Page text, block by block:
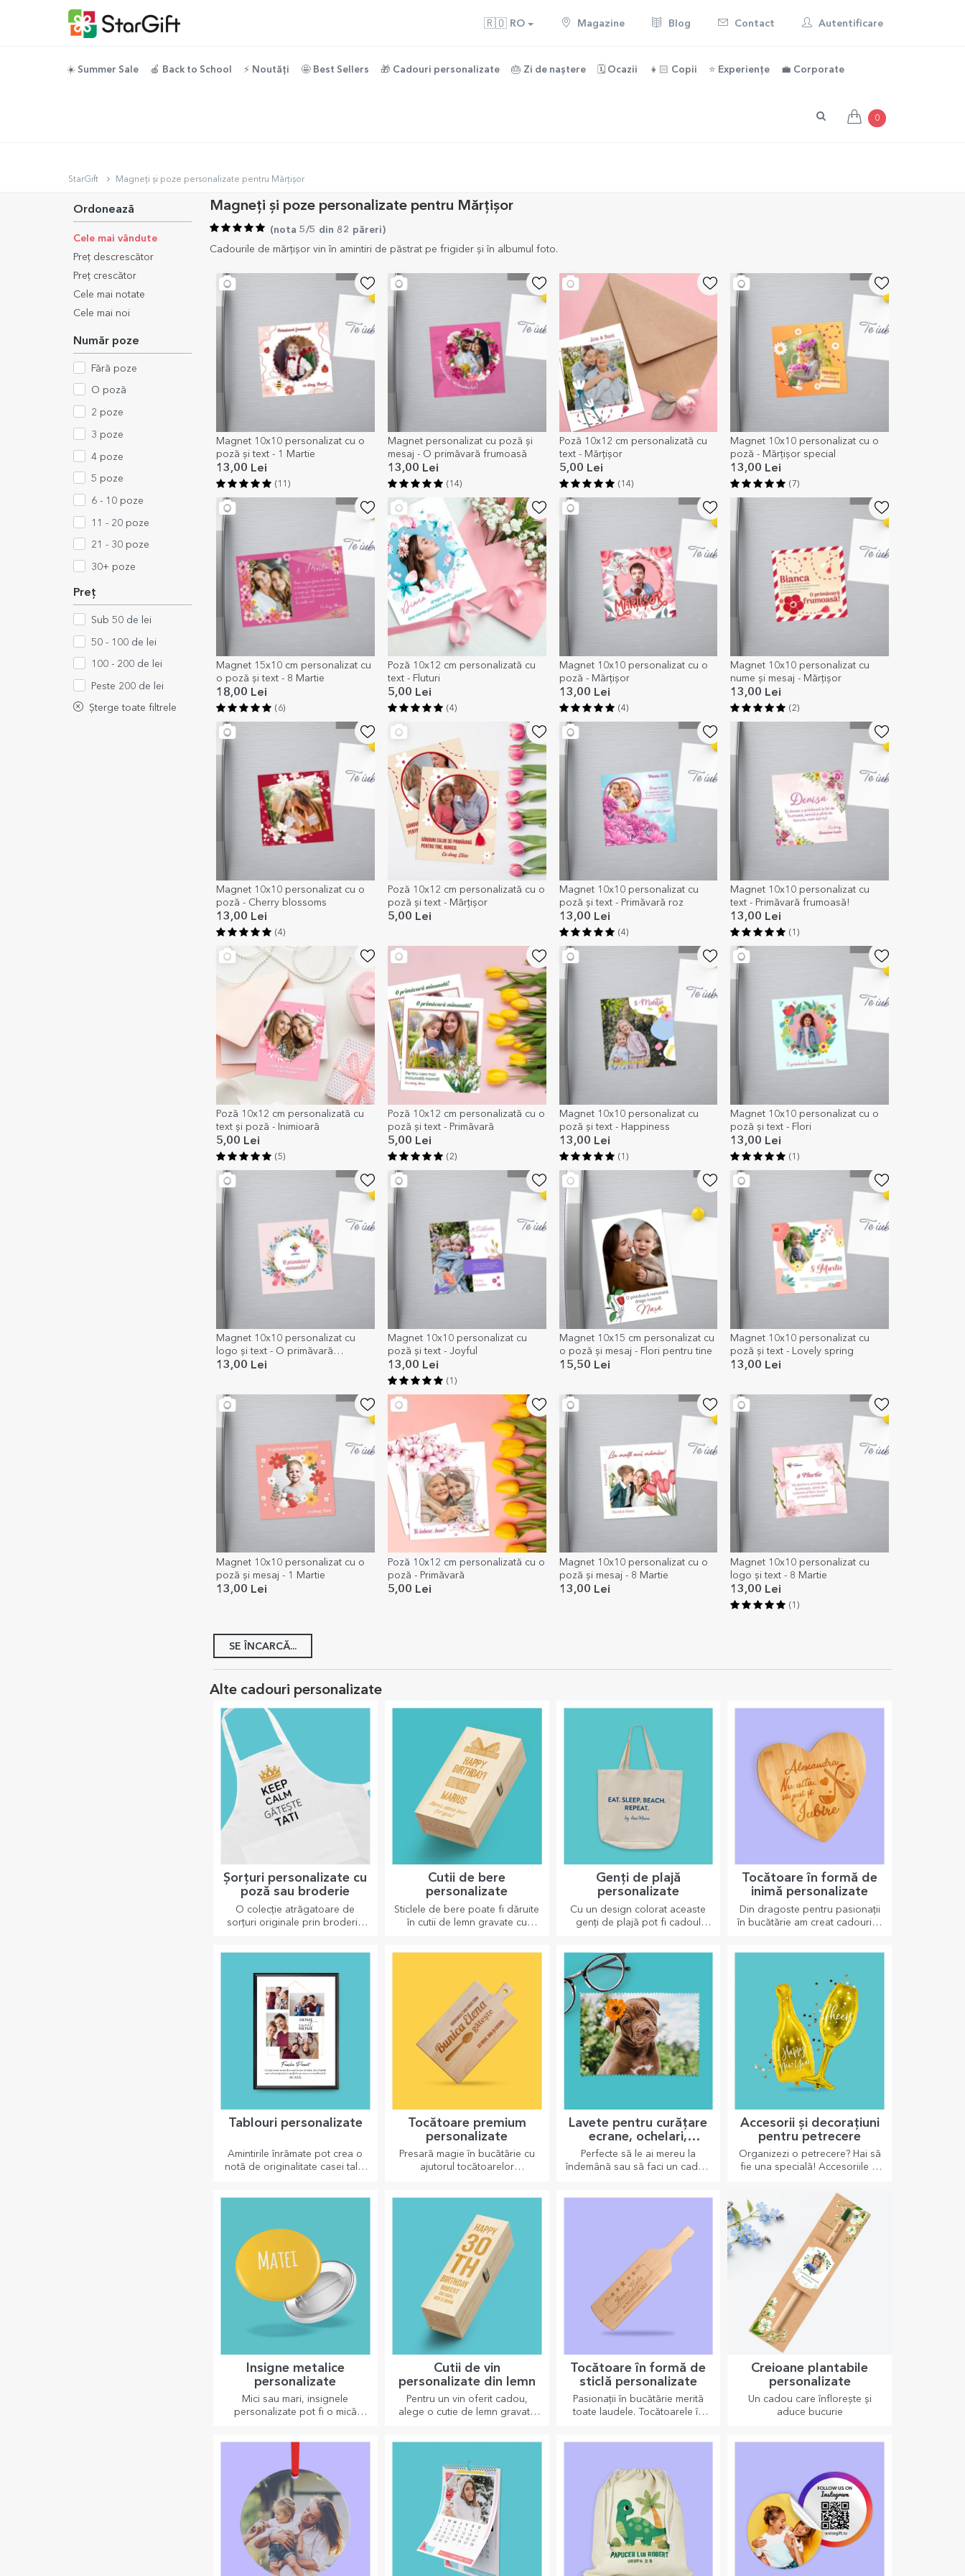
🇷🇴 RO Magazine Blog Contact Autentificare
☀️ Summer Sale 🍎 Back to School ⚡️ Noutăți 🤩 Best Sellers 🎁 Cadouri personalizate 🎂 Zi de naștere 🗓️ Ocazii 👧🏻 Copii ⭐️ Experiențe 💼 Corporate
0
StarGift Magneți și poze personalizate pentru Mărțișor
Ordonează
Cele mai vândute
Preț descrescător
Preț crescător
Cele mai notate
Cele mai noi
Număr poze
Fără poze
O poză
2 poze
3 poze
4 poze
5 poze
6 - 10 poze
11 - 20 poze
21 - 30 poze
30+ poze
Preț
Sub 50 de lei
50 - 100 de lei
100 - 200 de lei
Peste 200 de lei
Șterge toate filtrele
Magneți și poze personalizate pentru Mărțișor
(nota 5/5 din 82 păreri )
Cadourile de mărțișor vin în amintiri de păstrat pe frigider și în albumul foto.
Magnet 10x10 personalizat cu o
poză și text - 1 Martie
13,00 Lei
(11)
Magnet personalizat cu poză și
mesaj - O primăvară frumoasă
13,00 Lei
(14)
Poză 10x12 cm personalizată cu
text - Mărțișor
5,00 Lei
(14)
Magnet 10x10 personalizat cu o
poză - Mărțișor special
13,00 Lei
(7)
Magnet 15x10 cm personalizat cu
o poză și text - 8 Martie
18,00 Lei
(6)
Poză 10x12 cm personalizată cu
text - Fluturi
5,00 Lei
(4)
Magnet 10x10 personalizat cu o
poză - Mărțișor
13,00 Lei
(4)
Magnet 10x10 personalizat cu
nume și mesaj - Mărțișor
13,00 Lei
(2)
Magnet 10x10 personalizat cu o
poză - Cherry blossoms
13,00 Lei
(4)
Poză 10x12 cm personalizată cu o
poză și text - Mărțișor
5,00 Lei
Magnet 10x10 personalizat cu
poză și text - Primăvară roz
13,00 Lei
(4)
Magnet 10x10 personalizat cu
text - Primăvară frumoasă!
13,00 Lei
(1)
Poză 10x12 cm personalizată cu
text și poză - Inimioară
5,00 Lei
(5)
Poză 10x12 cm personalizată cu o
poză și text - Primăvară
5,00 Lei
(2)
Magnet 10x10 personalizat cu
poză și text - Happiness
13,00 Lei
(1)
Magnet 10x10 personalizat cu o
poză și text - Flori
13,00 Lei
(1)
Magnet 10x10 personalizat cu
logo și text - O primăvară
frumoasă!
13,00 Lei
Magnet 10x10 personalizat cu
poză și text - Joyful
13,00 Lei
(1)
Magnet 10x15 cm personalizat cu
o poză și mesaj - Flori pentru tine
15,50 Lei
Magnet 10x10 personalizat cu
poză și text - Lovely spring
13,00 Lei
Magnet 10x10 personalizat cu o
poză și mesaj - 1 Martie
13,00 Lei
Poză 10x12 cm personalizată cu o
poză - Primăvară
5,00 Lei
Magnet 10x10 personalizat cu o
poză și mesaj - 8 Martie
13,00 Lei
Magnet 10x10 personalizat cu
logo și text - 8 Martie
13,00 Lei
(1)
poză - Mărțișor
5,00 Lei
Alte cadouri personalizate
Șorțuri personalizate cu
poză sau broderie
O colecție atrăgatoare de
sorțuri originale prin broderie
pentru pasionații în bucătărie.
Cutii de bere
personalizate
Sticlele de bere poate fi dăruite
în cutii de lemn gravate cu
de un mesaj pe măsură.
Genți de plajă
personalizate
Cu un design colorat aceaste
genți de plajă pot fi cadoul
sau de ce nu un nou accesoriu
în colecția ta de genți.
Tocătoare în formă de
inimă personalizate
Din dragoste pentru pasionații
în bucătărie am creat cadouri în
pricepute gospodine.
Tablouri personalizate
Amintirile înrămate pot crea o
notă de originalitate casei tale,
crează-ți propria poveste!
Tocătoare premium
personalizate
Presară magie în bucătărie cu
ajutorul tocătoarelor
Lavete pentru curățare
ecrane, ochelari,
personalizate
Perfecte să le ai mereu la
îndemână sau să faci un cadou
Accesorii și decorațiuni
pentru petrecere
Organizezi o petrecere? Hai să
fie una specială! Accesoriile și
rolul de a înveseli atmosfera.
Insigne metalice
personalizate
Mici sau mari, insignele
personalizate pot fi o mică
personalizate. Un obiect
aducător de noroc, zâmbete și
voie bună!
Cutii de vin
personalizate din lemn
Pentru un vin oferit cadou,
alege o cutie de lemn gravată
gravate.
Tocătoare în formă de
sticlă personalizate
Pasionații în bucătărie merită
toate laudele. Tocătoarele în
pentru a servi deliciile gata
Creioane plantabile
personalizate
Un cadou care înflorește și
aduce bucurie